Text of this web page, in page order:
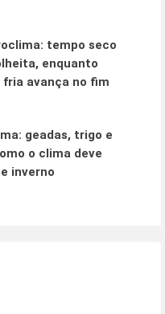
tempo seco
enquanto
avança no fim
geadas, trigo e
o clima deve
inverno